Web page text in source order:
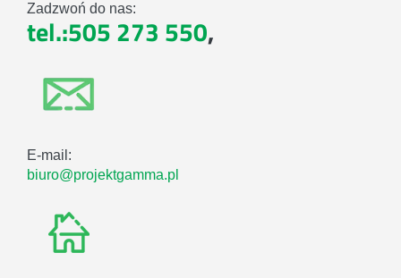
Zadzwoń do nas:
tel.:505 273 550,
E-mail:
biuro@projektgamma.pl